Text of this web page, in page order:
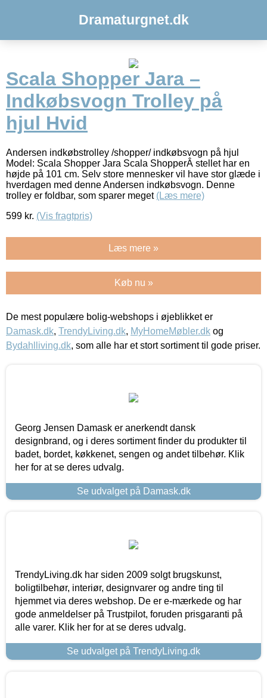
Dramaturgnet.dk
Scala Shopper Jara –
Indkøbsvogn Trolley på
hjul Hvid
Andersen indkøbstrolley /shopper/ indkøbsvogn på hjul
Model: Scala Shopper Jara Scala ShopperÂ stellet har en
højde på 101 cm. Selv store mennesker vil have stor glæde i
hverdagen med denne Andersen indkøbsvogn. Denne
trolley er foldbar, som sparer meget (Læs mere)
599 kr. (Vis fragtpris)
Læs mere »
Køb nu »
De mest populære bolig-webshops i øjeblikket er
Damask.dk, TrendyLiving.dk, MyHomeMøbler.dk og
Bydahlliving.dk, som alle har et stort sortiment til gode priser.
Georg Jensen Damask er anerkendt dansk
designbrand, og i deres sortiment finder du produkter til
badet, bordet, køkkenet, sengen og andet tilbehør. Klik
her for at se deres udvalg.
Se udvalget på Damask.dk
TrendyLiving.dk har siden 2009 solgt brugskunst,
boligtilbehør, interiør, designvarer og andre ting til
hjemmet via deres webshop. De er e-mærkede og har
gode anmeldelser på Trustpilot, foruden prisgaranti på
alle varer. Klik her for at se deres udvalg.
Se udvalget på TrendyLiving.dk